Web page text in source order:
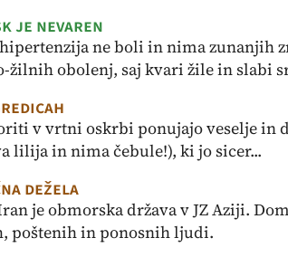
je nevaren
ne boli in nima zunanjih
žilnih obolenj, saj kvari žile in slabi
v vrtni oskrbi ponujajo veselje in
lilija in nima čebule!), ki jo sicer...
dežela
je obmorska država v JZ Aziji.
poštenih in ponosnih ljudi.